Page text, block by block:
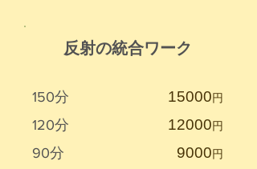
​反射の統合ワーク
​150分
​120分
​90分
​15000円
​12000円
9000円